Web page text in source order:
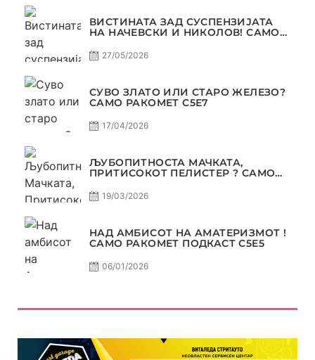
ВИСТИНАТА ЗАД СУСПЕНЗИЈАТА
НА НАЧЕВСКИ И НИКОЛОВ! САМО
27/05/2026
СУВО ЗЛАТО ИЛИ СТАРО ЖЕЛЕЗО?
САМО РАКОМЕТ С5Е7
17/04/2026
ЉУБОПИТНОСТА МАЧКАТА,
ПРИТИСОКОТ ПЕЛИСТЕР ? САМО
19/03/2026
НАД АМБИСОТ НА АМАТЕРИЗМОТ !
САМО РАКОМЕТ ПОДКАСТ С5E5
06/01/2026